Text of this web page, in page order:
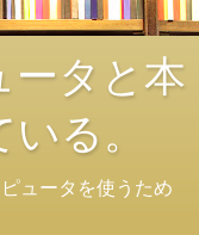
ータと本
る。
ュータを使うため